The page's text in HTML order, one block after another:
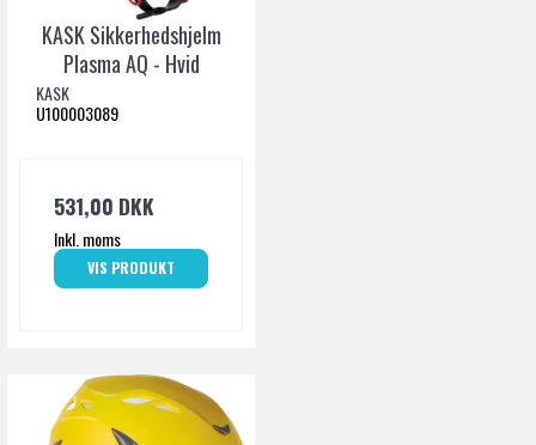
KASK Sikkerhedshjelm
Plasma AQ - Hvid
KASK
U100003089
531,00 DKK
Inkl. moms
VIS PRODUKT